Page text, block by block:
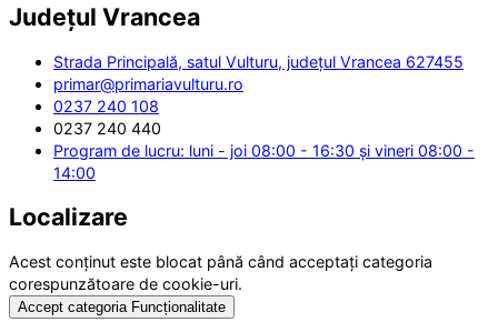
Județul Vrancea
Strada Principală, satul Vulturu, județul Vrancea 627455
primar@primariavulturu.ro
0237 240 108
0237 240 440
Program de lucru: luni - joi 08:00 - 16:30 și vineri 08:00 -
14:00
Localizare
Acest conținut este blocat până când acceptați categoria
corespunzătoare de cookie-uri.
Accept categoria Funcționalitate